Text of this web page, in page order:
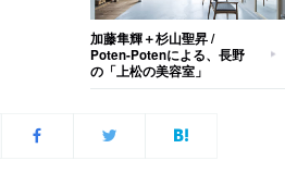
加藤隼輝＋杉山聖昇 /
Poten-Potenによる、長野
の「上松の美容室」